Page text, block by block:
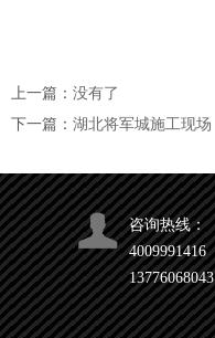
上一篇： 没有了
下一篇： 湖北将军城施工现场
咨询热线：
4009991416
13776068043